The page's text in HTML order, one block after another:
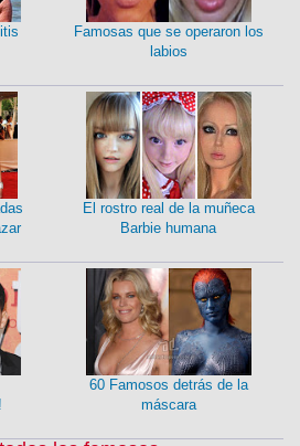
Famosas que se operaron los
labios
El rostro real de la muñeca
Barbie humana
60 Famosos detrás de la
máscara